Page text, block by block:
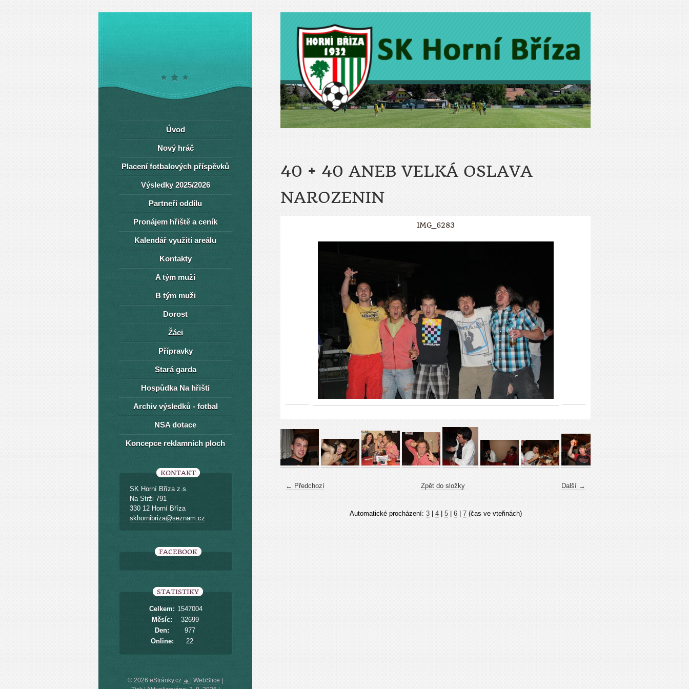
40 + 40 ANEB VELKÁ OSLAVA
NAROZENIN
IMG_6283
← Předchozí Další →
Zpět do složky
Automatické procházení: 3| 4| 5| 6| 7(čas ve vteřinách)
Úvod
Nový hráč
Placení fotbalových příspěvků
Výsledky 2025/2026
Partneři oddílu
Pronájem hřiště a ceník
Kalendář využití areálu
Kontakty
A tým muži
B tým muži
Dorost
Žáci
Přípravky
Stará garda
Hospůdka Na hřišti
Archiv výsledků - fotbal
NSA dotace
Koncepce reklamních ploch
KONTAKT
SK Horní Bříza z.s.
Na Strži 791
330 12 Horní Bříza
skhornibriza@seznam.cz
FACEBOOK
STATISTIKY
Online: 22
Celkem: 1547004
Měsíc:
32699
Den:
977
© 2026 eStránky.cz WebSlice